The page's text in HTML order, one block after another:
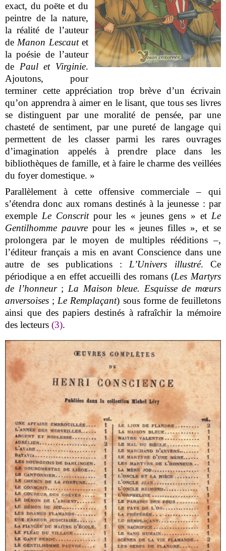
exact, du poëte et du
peintre de la nature,
la réalité de l’auteur
de Manon Lescaut et
la poésie de l’auteur
de Paul et Virginie.
Ajoutons, pour
terminer cette appréciation trop brève d’un écrivain
qu’on apprendra à aimer en le lisant, que tous ses livres
se distinguent par une moralité de pensée, par une
chasteté de sentiment, par une pureté de langage qui
permettent de les classer parmi les rares ouvrages
d’imagination appelés à prendre place dans les
bibliothèques de famille, et à faire le charme des veillées
du foyer domestique. »
Parallèlement à cette offensive commerciale – qui
s’étendra donc aux romans destinés à la jeunesse : par
exemple Le Conscrit pour les « jeunes gens » et Le
Gentilhomme pauvre pour les « jeunes filles », et se
prolongera par le moyen de multiples rééditions –,
l’éditeur français a mis en avant Conscience dans une
autre de ses publications :
L’Univers illustré. Ce
périodique a en effet accueilli des romans (Les Martyrs
de l’honneur ; La Maison bleue. Esquisse de mœurs
anversoises ; Le Remplaçant) sous forme de feuilletons
ainsi que des papiers destinés à rafraîchir la mémoire
des lecteurs(3).